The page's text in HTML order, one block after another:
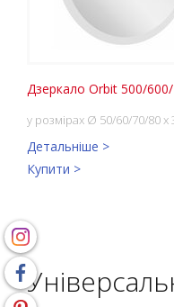
Дзеркало Orbit 500/
у розмірах Ø 50/60/70/80 x
Детальніше >
Купити >